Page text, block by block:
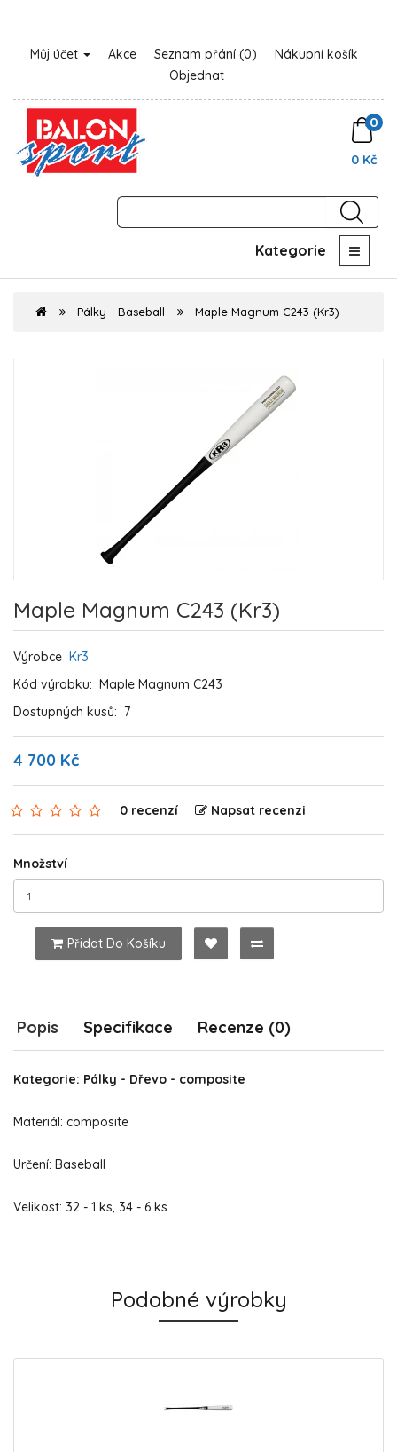
Můj účet Akce Seznam přání (0)
Nákupní košík
Objednat
0
0 Kč
Kategorie
Pálky - Baseball Maple Magnum C243 (Kr3)
Maple Magnum C243 (Kr3)
Výrobce Kr3
Kód výrobku: Maple Magnum C243
Dostupných kusů: 7
4 700 Kč
0 recenzí Napsat recenzi
Množství
Přidat Do Košíku
Popis Specifikace Recenze (0)
Kategorie: Pálky - Dřevo - composite
Materiál: composite
Určení: Baseball
Velikost: 32 - 1 ks, 34 - 6 ks
Podobné výrobky